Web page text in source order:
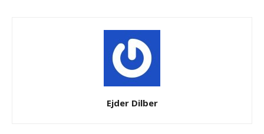
Ejder Dilber